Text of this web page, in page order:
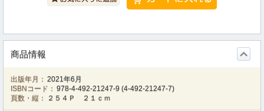
商品情報
出版年月： 2021年6月
ISBNコード： 978-4-492-21247-9 (4-492-21247-7)
頁数・縦：
２５４Ｐ ２１ｃｍ